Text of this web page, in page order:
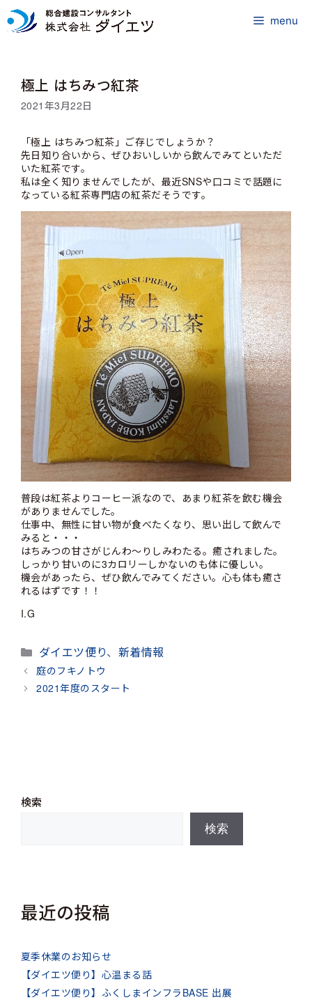
コ
ン
menu
極上 はちみつ紅茶
2021年3月22日
「極上 はちみつ紅茶」ご存じでしょうか？
先日知り合いから、ぜひおいしいから飲んでみてといただ
いた紅茶です。
私は全く知りませんでしたが、最近SNSや口コミで話題に
なっている紅茶専門店の紅茶だそうです。
普段は紅茶よりコーヒー派なので、あまり紅茶を飲む機会
がありませんでした。
仕事中、無性に甘い物が食べたくなり、思い出して飲んで
みると・・・
はちみつの甘さがじんわ～りしみわたる。癒されました。
しっかり甘いのに3カロリーしかないのも体に優しい。
機会があったら、ぜひ飲んでみてください。心も体も癒さ
れるはずです！！
I.G
カ
テ
ゴ
ダイエツ便り、 新着情報
庭のフキノトウ
2021年度のスタート
検索
検索
最近の投稿
夏季休業のお知らせ
【ダイエツ便り】心温まる話
【ダイエツ便り】ふくしまインフラBASE 出展